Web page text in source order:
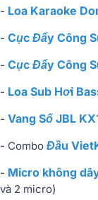
- Loa Karaoke
- Cục Đẩy Công
- Cục Đẩy Công
- Loa Sub Hơi
- Vang Số JBL
- Combo Đầu
- Micro không
và 2 micro)